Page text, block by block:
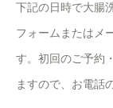
下記の日時で大腸
フォームまたはメ
す。初回のご予約
ますので、お電話